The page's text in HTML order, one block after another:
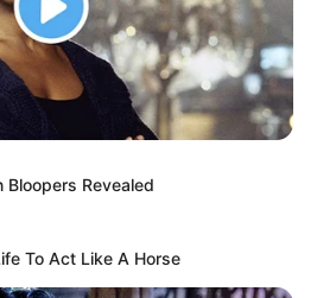
Revealed
To Act Like A Horse